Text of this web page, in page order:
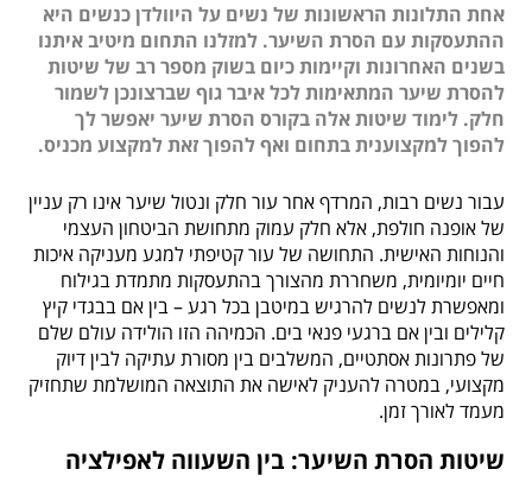
אחת התלונות הראשונות של נשים על היוולדן כנשים היא
ההתעסקות עם הסרת השיער. למזלנו התחום מיטיב איתנו
בשנים האחרונות וקיימות כיום בשוק מספר רב של שיטות
להסרת שיער המתאימות לכל איבר גוף שברצונכן לשמור
חלק. לימוד שיטות אלה בקורס הסרת שיער יאפשר לך
להפוך למקצוענית בתחום ואף להפוך זאת למקצוע מכניס.
עבור נשים רבות, המרדף אחר עור חלק ונטול שיער אינו רק עניין
של אופנה חולפת, אלא חלק עמוק מתחושת הביטחון העצמי
והנוחות האישית. התחושה של עור קטיפתי למגע מעניקה איכות
חיים יומיומית, משחררת מהצורך בהתעסקות מתמדת בגילוח
ומאפשרת לנשים להרגיש במיטבן בכל רגע – בין אם בבגדי קיץ
קלילים ובין אם ברגעי פנאי בים. הכמיהה הזו הולידה עולם שלם
של פתרונות אסתטיים, המשלבים בין מסורת עתיקה לבין דיוק
מקצועי, במטרה להעניק לאישה את התוצאה המושלמת שתחזיק
מעמד לאורך זמן.
שיטות הסרת השיער: בין השעווה לאפילציה